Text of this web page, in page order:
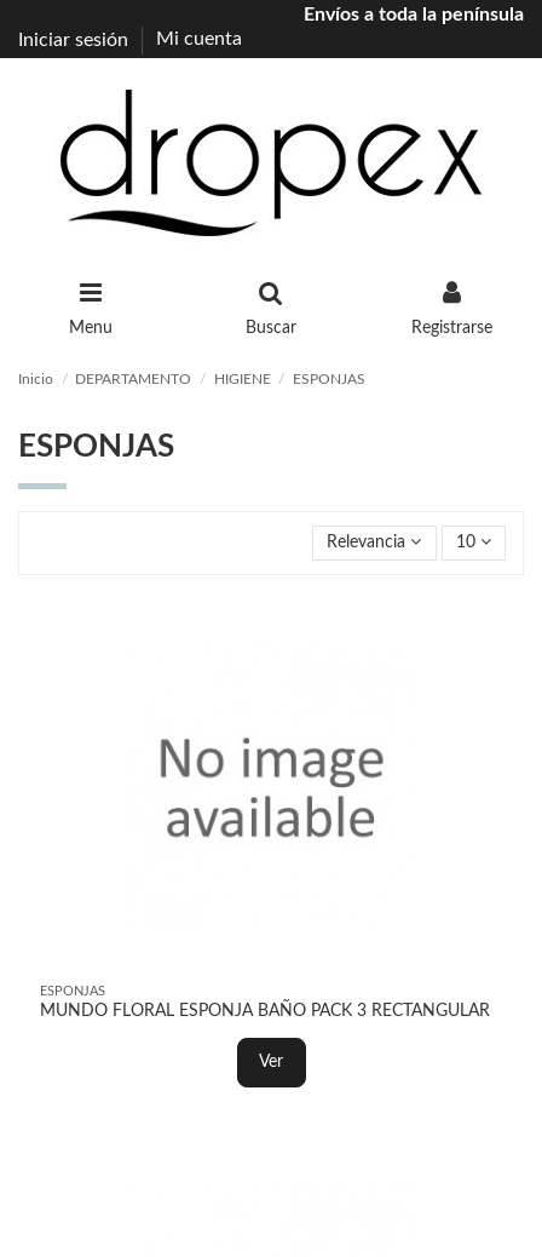
Envíos a toda la península
Iniciar sesión
Mi cuenta
Menu Buscar Registrarse
Inicio DEPARTAMENTO HIGIENE ESPONJAS
ESPONJAS
Relevancia 10
ESPONJAS
MUNDO FLORAL ESPONJA BAÑO PACK 3 RECTANGULAR
Ver